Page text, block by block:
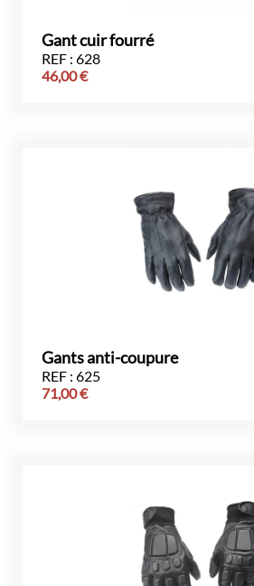
Gant cuir fourré
REF : 628
46,00€
Gants anti-coupure
REF : 625
71,00€